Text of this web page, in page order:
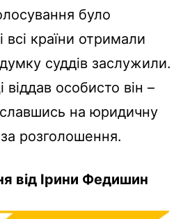
було
країни отримали
суддів заслужили.
особисто він –
на юридичну
за розголошення.
від Ірини Федишин